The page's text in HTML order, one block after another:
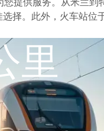
提供服务。从米兰
择。此外，火车站
里